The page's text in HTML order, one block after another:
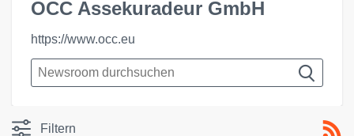
OCC Assekuradeur GmbH
https://www.occ.eu
Filtern